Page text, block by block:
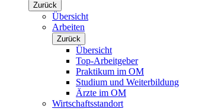
Zurück
Übersicht
Arbeiten
Zurück
Übersicht
Top-Arbeitgeber
Praktikum im OM
Studium und Weiterbildung
Ärzte im OM
Wirtschaftsstandort